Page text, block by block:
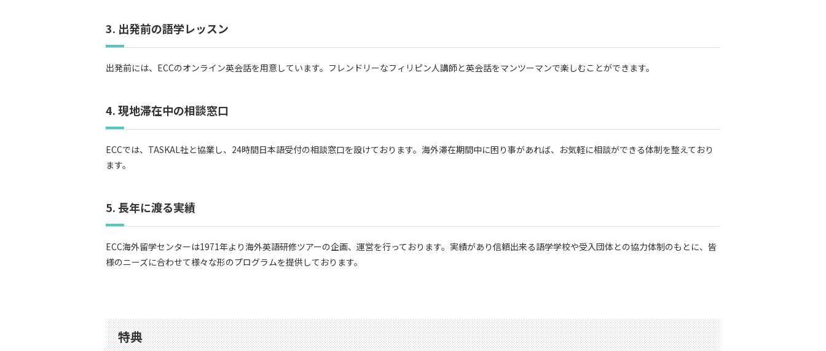
3. 出発前の語学レッスン
出発前には、ECCのオンライン英会話を用意しています。フレンドリーなフィリピン人講師と英会話をマンツーマンで楽しむことができます。
4. 現地滞在中の相談窓口
ECCでは、TASKAL社と協業し、24時間日本語受付の相談窓口を設けております。海外滞在期間中に困り事があれば、お気軽に相談ができる体制を整えており
ます。
5. 長年に渡る実績
ECC海外留学センターは1971年より海外英語研修ツアーの企画、運営を行っております。実績があり信頼出来る語学学校や受入団体との協力体制のもとに、皆
様のニーズに合わせて様々な形のプログラムを提供しております。
特典